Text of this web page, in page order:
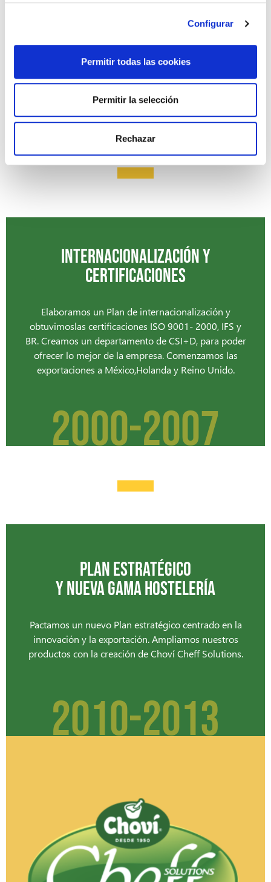
Configurar
Permitir todas las cookies
Permitir la selección
Rechazar
-
INTERNACIONALIZACIÓN Y
CERTIFICACIONES
Elaboramos un Plan de internacionalización y
obtuvimoslas certificaciones ISO 9001- 2000, IFS y
BR. Creamos un departamento de CSI+D, para poder
ofrecer lo mejor de la empresa. Comenzamos las
exportaciones a México,Holanda y Reino Unido.
2000-2007
-
PLAN ESTRATÉGICO
Y NUEVA GAMA HOSTELERÍA
Pactamos un nuevo Plan estratégico centrado en la
innovación y la exportación. Ampliamos nuestros
productos con la creación de Choví Cheff Solutions.
2010-2013